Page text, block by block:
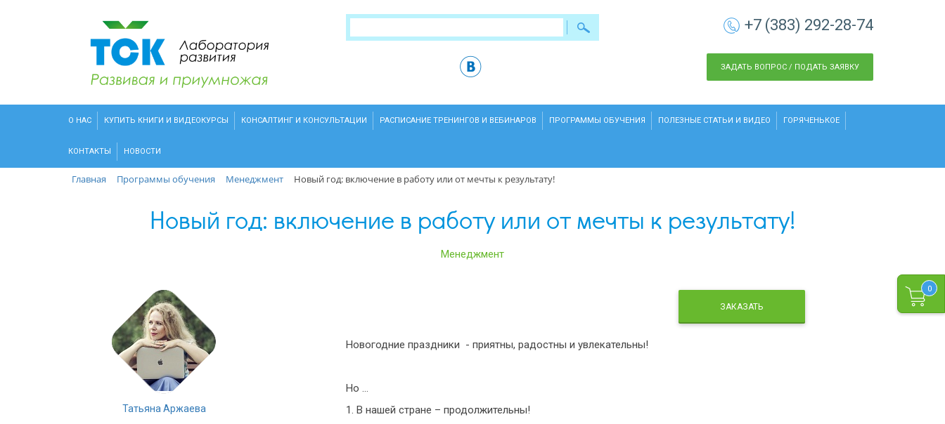
0
+7 (383) 292-28-74
ЗАДАТЬ ВОПРОС / ПОДАТЬ ЗАЯВКУ
О НАС КУПИТЬ КНИГИ И ВИДЕОКУРСЫ КОНСАЛТИНГ И КОНСУЛЬТАЦИИ РАСПИСАНИЕ ТРЕНИНГОВ И ВЕБИНАРОВ ПРОГРАММЫ ОБУЧЕНИЯ ПОЛЕЗНЫЕ СТАТЬИ И ВИДЕО ГОРЯЧЕНЬКОЕ
КОНТАКТЫ НОВОСТИ
Главная Программы обучения Менеджмент Новый год: включение в работу или от мечты к результату!
Новый год: включение в работу или от мечты к результату!
Менеджмент
Татьяна Аржаева
ЗАКАЗАТЬ
Новогодние праздники - приятны, радостны и увлекательны!
Но …
1. В нашей стране – продолжительны!